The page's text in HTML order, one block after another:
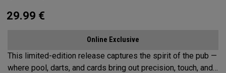
29.99 €
Online Exclusive
This limited-edition release captures the spirit of the pub —
where pool, darts, and cards bring out precision, touch, and